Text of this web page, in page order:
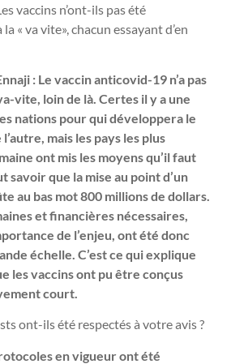
vaccins n’ont-ils pas été
« va vite», chacun essayant d’en
: Le vaccin anticovid-19 n’a pas
vite, loin de là. Certes il y a une
nations pour qui développera le
mais les pays les plus
ont mis les moyens qu’il faut
savoir que la mise au point d’un
au bas mot 800 millions de dollars.
et financières nécessaires,
de l’enjeu, ont été donc
échelle. C’est ce qui explique
les vaccins ont pu être conçus
court.
ont-ils été respectés à votre avis ?
en vigueur ont été